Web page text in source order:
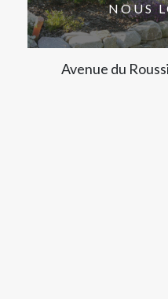
NOUS
Avenue du